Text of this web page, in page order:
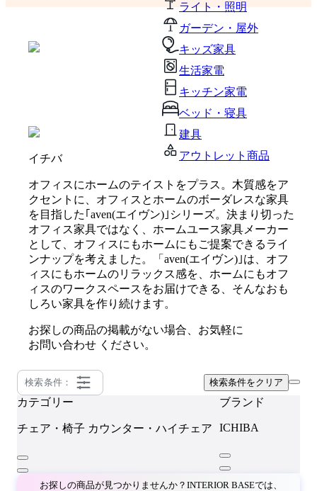
ライト・照明
ガーデン・屋外
キッズ家具
生活家電
キッチン家電
ベッド・寝具
建具
アウトレット商品
イチバ
オフィスにホームのテイストをプラス。木質感をア
クセントに、オフィスとホームのボーダレスな家具
を目指した｢aven(エイヴン)｣シリーズ。決まり切った
オフィス家具ではなく、ホームユース家具メーカー
として、オフィスにもホームにもご提案できるライ
ンナップを考えました。「aven(エイヴン)｣は、オフ
ィスにもホームのリラックス感を、ホームにもオフ
ィスのワークスペースをお届けできる、そんなおも
しろい家具を作り続けます。
お探しの商品の掲載がない場合、お気軽に
お問い合わせ ください。
検索条件： 検索条件をクリア
カテゴリー
チェア・椅子 カウンター・ハイチェア
ブランド
ICHIBA
お探しの商品が見つかりませんか？INTERIOR BASEでは、